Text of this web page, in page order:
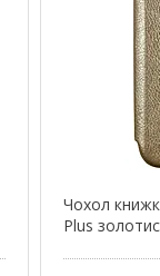
Чохол
Plus